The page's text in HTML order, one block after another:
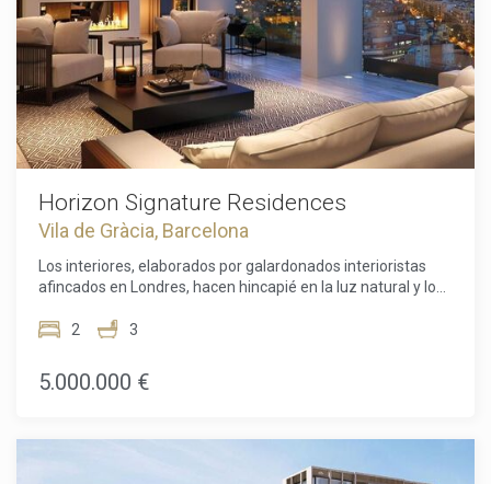
Milà.Estos apartamentos ofrecen una oportunidad
verdaderamente única de vivir en el corazón de una de las
ciudades más deseables de Europa de la manera más
exclusiva. Posea una parte de lo mejor de Barcelona.
Horizon Signature Residences
Vila de Gràcia, Barcelona
Los interiores, elaborados por galardonados interioristas
afincados en Londres, hacen hincapié en la luz natural y los
elementos tradicionales y modernos. Los residentes de
exclusivo a una serie de servicios excepcionales, entre ellos:
el salón, el jardín y la piscina de la azotea, instalaciones de
servicios del cercano hotel Mandarin Oriental, Barcelona,
2 3
5.000.000 €